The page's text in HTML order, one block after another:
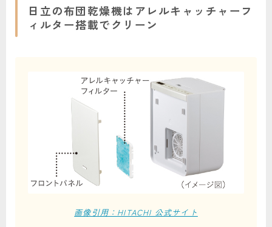
日立の布団乾燥機はアレルキャッチャーフ
ィルター搭載でクリーン
画像引用：HITACHI 公式サイト